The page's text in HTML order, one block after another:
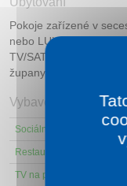
Pokoje zařízené v
nebo LUX s možností
TV/SAT, rádio, telefon,
župany a papučky.
Vybavení
Restaurace
TV na pokoji